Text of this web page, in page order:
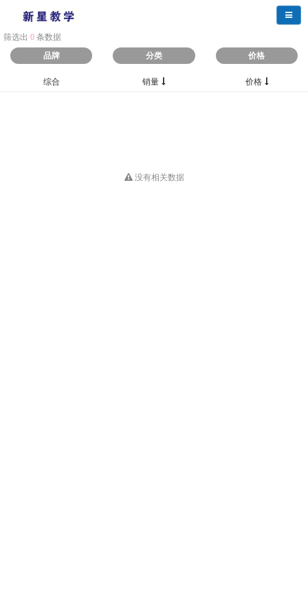
导航
筛选出 0 条数据
品牌
分类 价格
综合 销量 价格
没有相关数据